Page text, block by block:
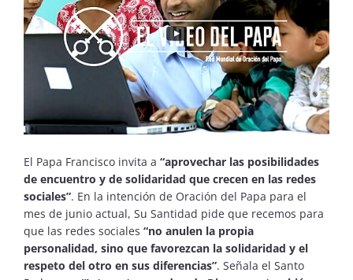
El Papa Francisco invita a “aprovechar las posibilidades
de encuentro y de solidaridad que crecen en las redes
sociales”. En la intención de Oración del Papa para el
mes de junio actual, Su Santidad pide que recemos para
que las redes sociales “no anulen la propia
personalidad, sino que favorezcan la solidaridad y el
respeto del otro en sus diferencias”. Señala el Santo